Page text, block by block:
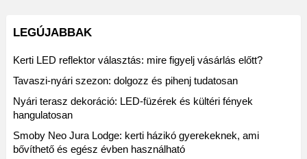
LEGÚJABBAK
Kerti LED reflektor választás: mire figyelj vásárlás előtt?
Tavaszi-nyári szezon: dolgozz és pihenj tudatosan
Nyári terasz dekoráció: LED-füzérek és kültéri fények
hangulatosan
Smoby Neo Jura Lodge: kerti házikó gyerekeknek, ami
bővíthető és egész évben használható